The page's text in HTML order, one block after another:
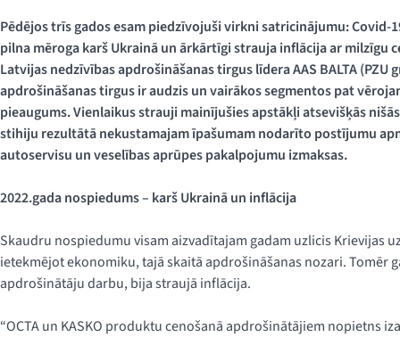
Pēdējos trīs gados esam piedzīvojuši virkni satricinājumu: Covid-
pilna mēroga karš Ukrainā un ārkārtīgi strauja inflācija ar milzīgu
Latvijas nedzīvības apdrošināšanas tirgus līdera AAS BALTA
apdrošināšanas tirgus ir audzis un vairākos segmentos pat
pieaugums. Vienlaikus strauji mainījušies apstākļi atsevišķās
stihiju rezultātā nekustamajam īpašumam nodarīto postījumu
autoservisu un veselības aprūpes pakalpojumu izmaksas.
2022.gada nospiedums – karš Ukrainā un inflācija
Skaudru nospiedumu visam aizvadītajam gadam uzlicis Krievijas
ietekmējot ekonomiku, tajā skaitā apdrošināšanas nozari. Tomēr
apdrošinātāju darbu, bija straujā inflācija.
“OCTA un KASKO produktu cenošanā apdrošinātājiem nopietns